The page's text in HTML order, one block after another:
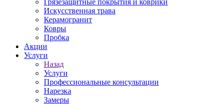
Грязезащитные покрытия и коврики
Искусственная трава
Керамогранит
Ковры
Пробка
Акции
Услуги
Назад
Услуги
Профессиональные консультации
Нарезка
Замеры